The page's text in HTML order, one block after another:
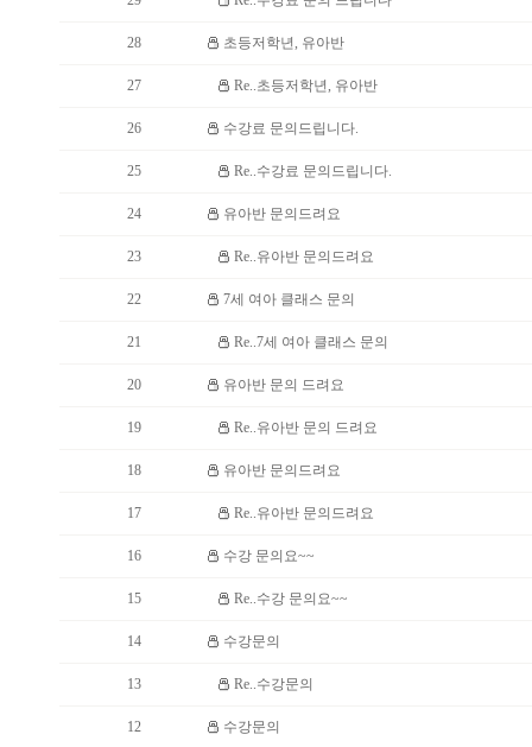
28 초등저학년, 유아반
27 Re..초등저학년, 유아반
26 수강료 문의드립니다.
25 Re..수강료 문의드립니다.
24 유아반 문의드려요
23 Re..유아반 문의드려요
22 7세 여아 클래스 문의
21 Re..7세 여아 클래스 문의
20 유아반 문의 드려요
19 Re..유아반 문의 드려요
18 유아반 문의드려요
17 Re..유아반 문의드려요
16 수강 문의요~~
15 Re..수강 문의요~~
14 수강문의
13 Re..수강문의
12 수강문의